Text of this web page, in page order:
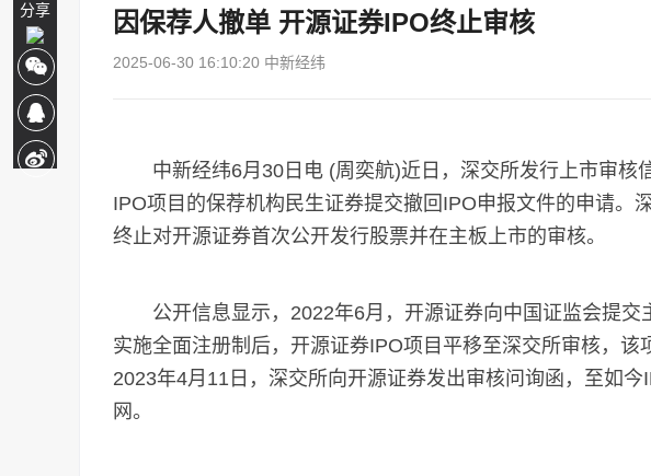
分享 因保荐人撤单 开源证券IPO终止审核
2025-06-30 16:10:20 中新经纬
中新经纬6月30日电 (周奕航)近日，深交所发行上市审核
IPO项目的保荐机构民生证券提交撤回IPO申报文件的申请。
终止对开源证券首次公开发行股票并在主板上市的审核。
公开信息显示，2022年6月，开源证券向中国证监会提交
实施全面注册制后，开源证券IPO项目平移至深交所审核，该
2023年4月11日，深交所向开源证券发出审核问询函，至如
网。